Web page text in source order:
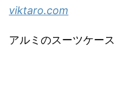
viktaro.com
アルミのスーツケー